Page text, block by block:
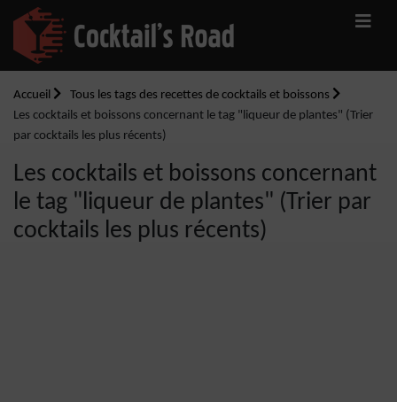
Accueil
Tous les tags des recettes de cocktails et boissons
Les cocktails et boissons concernant le tag "liqueur de plantes" (Trier
par cocktails les plus récents)
Les cocktails et boissons concernant
le tag "liqueur de plantes" (Trier par
cocktails les plus récents)